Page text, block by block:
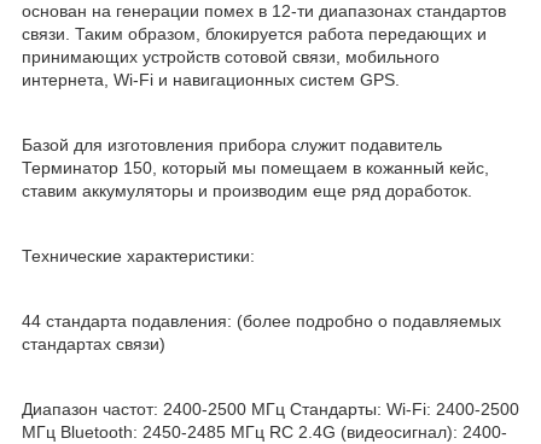
основан на генерации помех в 12-ти диапазонах стандартов
связи. Таким образом, блокируется работа передающих и
принимающих устройств сотовой связи, мобильного
интернета, Wi-Fi и навигационных систем GPS.
Базой для изготовления прибора служит подавитель
Терминатор 150, который мы помещаем в кожанный кейс,
ставим аккумуляторы и производим еще ряд доработок.
Технические характеристики:
44 стандарта подавления: (более подробно о подавляемых
стандартах связи)
Диапазон частот: 2400-2500 МГц Стандарты: Wi-Fi: 2400-2500
МГц Bluetooth: 2450-2485 МГц RC 2.4G (видеосигнал): 2400-